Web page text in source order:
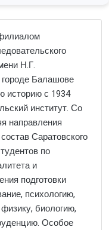
Н.Г.
Балашове
историю с 1934
институт. Со
направления
Саратовского
по
и
подготовки
психологию,
биологию,
Особое